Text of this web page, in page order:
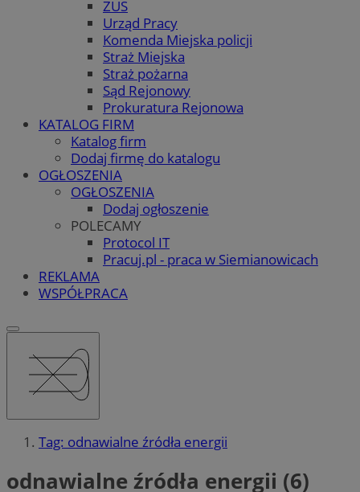
ZUS
Urząd Pracy
Komenda Miejska policji
Straż Miejska
Straż pożarna
Sąd Rejonowy
Prokuratura Rejonowa
KATALOG FIRM
Katalog firm
Dodaj firmę do katalogu
OGŁOSZENIA
OGŁOSZENIA
Dodaj ogłoszenie
POLECAMY
Protocol IT
Pracuj.pl - praca w Siemianowicach
REKLAMA
WSPÓŁPRACA
Tag: odnawialne źródła energii
odnawialne źródła energii (6)